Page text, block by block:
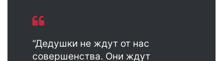
“Дедушки не ждут от нас
совершенства. Они ждут